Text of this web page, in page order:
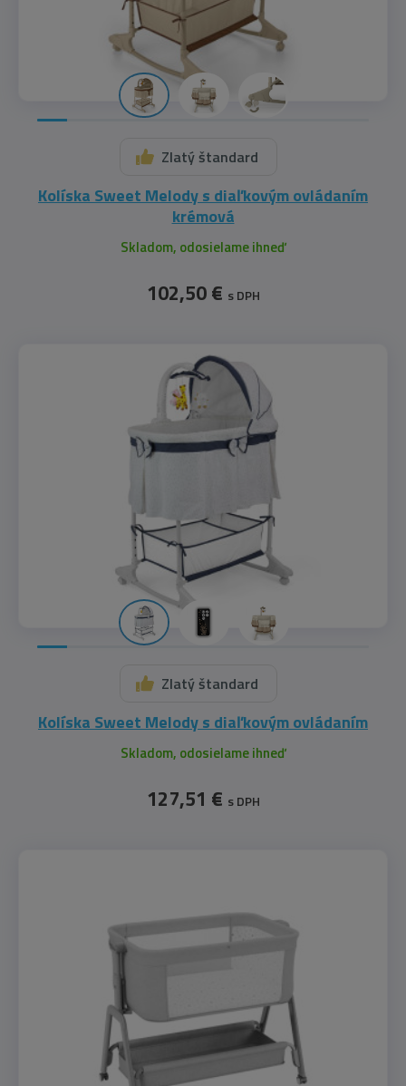
Zlatý štandard
Kolíska Sweet Melody s diaľkovým ovládaním
krémová
Skladom, odosielame ihneď
102,50 € s DPH
Zlatý štandard
Kolíska Sweet Melody s diaľkovým ovládaním
Skladom, odosielame ihneď
127,51 € s DPH